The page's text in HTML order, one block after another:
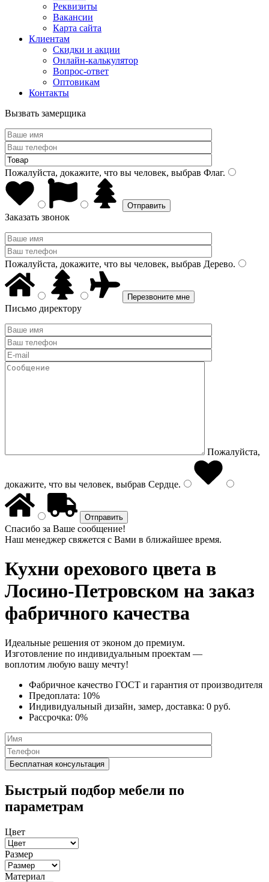
Реквизиты
Вакансии
Карта сайта
Клиентам
Скидки и акции
Онлайн-калькулятор
Вопрос-ответ
Оптовикам
Контакты
Вызвать замерщика
Пожалуйста, докажите, что вы человек, выбрав Флаг.
Заказать звонок
Пожалуйста, докажите, что вы человек, выбрав Дерево.
Письмо директору
Пожалуйста,
докажите, что вы человек, выбрав Сердце.
Спасибо за Ваше сообщение!
Наш менеджер свяжется с Вами в ближайшее время.
Кухни орехового цвета в
Лосино-Петровском на заказ
фабричного качества
Идеальные решения от эконом до премиум.
Изготовление по индивидуальным проектам —
воплотим любую вашу мечту!
Фабричное качество ГОСТ и гарантия от производителя
Предоплата: 10%
Индивидуальный дизайн, замер, доставка: 0 руб.
Рассрочка: 0%
Быстрый подбор мебели по
параметрам
Цвет
Размер
Материал